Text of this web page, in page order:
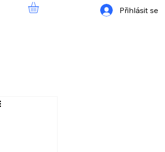
Přihlásit se